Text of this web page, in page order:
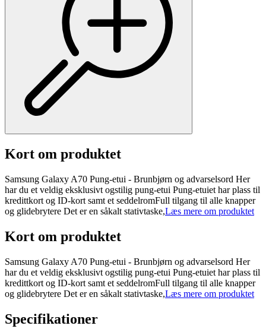
Kort om produktet
Samsung Galaxy A70 Pung-etui - Brunbjørn og advarselsord Her
har du et veldig eksklusivt ogstilig pung-etui Pung-etuiet har plass til
kredittkort og ID-kort samt et seddelromFull tilgang til alle knapper
og glidebrytere Det er en såkalt stativtaske,Læs mere om produktet
Kort om produktet
Samsung Galaxy A70 Pung-etui - Brunbjørn og advarselsord Her
har du et veldig eksklusivt ogstilig pung-etui Pung-etuiet har plass til
kredittkort og ID-kort samt et seddelromFull tilgang til alle knapper
og glidebrytere Det er en såkalt stativtaske,Læs mere om produktet
Specifikationer